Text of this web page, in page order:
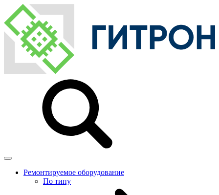
Ремонтируемое оборудование
По типу